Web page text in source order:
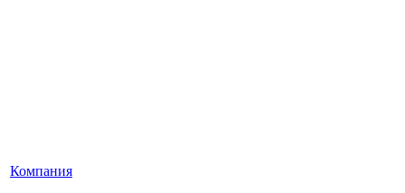
Компания